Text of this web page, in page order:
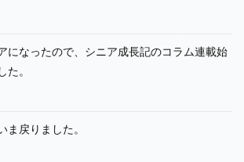
になったので、シニア成長記のコラム連載始
た。
ま戻りました。